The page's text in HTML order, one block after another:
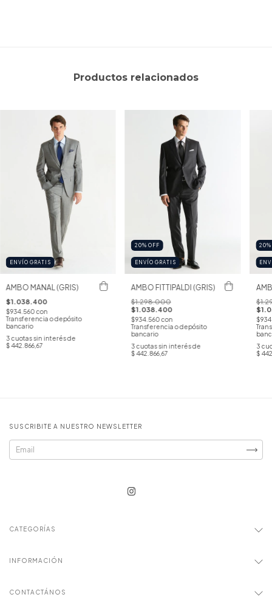
Productos relacionados
ENVÍO GRATIS
AMBO MANAL (GRIS)
$1.038.400
$934.560con
Transferencia o depósito
bancario
3cuotas sin interés de
$ 442.866,67
20% OFF
ENVÍO GRATIS
AMBO FITTIPALDI (GRIS)
$1.298.000
$1.038.400
$934.560con
Transferencia o depósito
bancario
3cuotas sin interés de
$ 442.866,67
20
3
$
SUSCRIBITE A NUESTRO NEWSLETTER
CATEGORÍAS
INFORMACIÓN
CONTACTÁNOS